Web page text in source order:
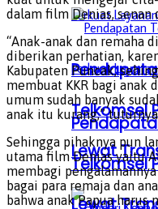
Telkomsel
Lewat
Telkomsel
Lewat
dalam film Denias, senan
“Anak-anak dan remaha
diberikan perhatian,
Kabupaten Puncak,
membuat KKR bagi anak
umum sudah banyak
anak itu kurang,”
Sehingga pihaknya pun
utama film Denias yaitu
membagi
bagai para remaja dan
bahwa anak Papua